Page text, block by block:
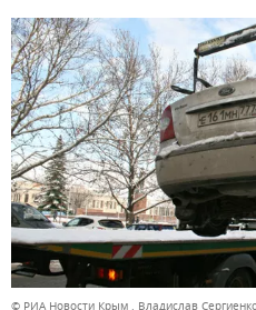
© РИА Новости Крым . Владислав